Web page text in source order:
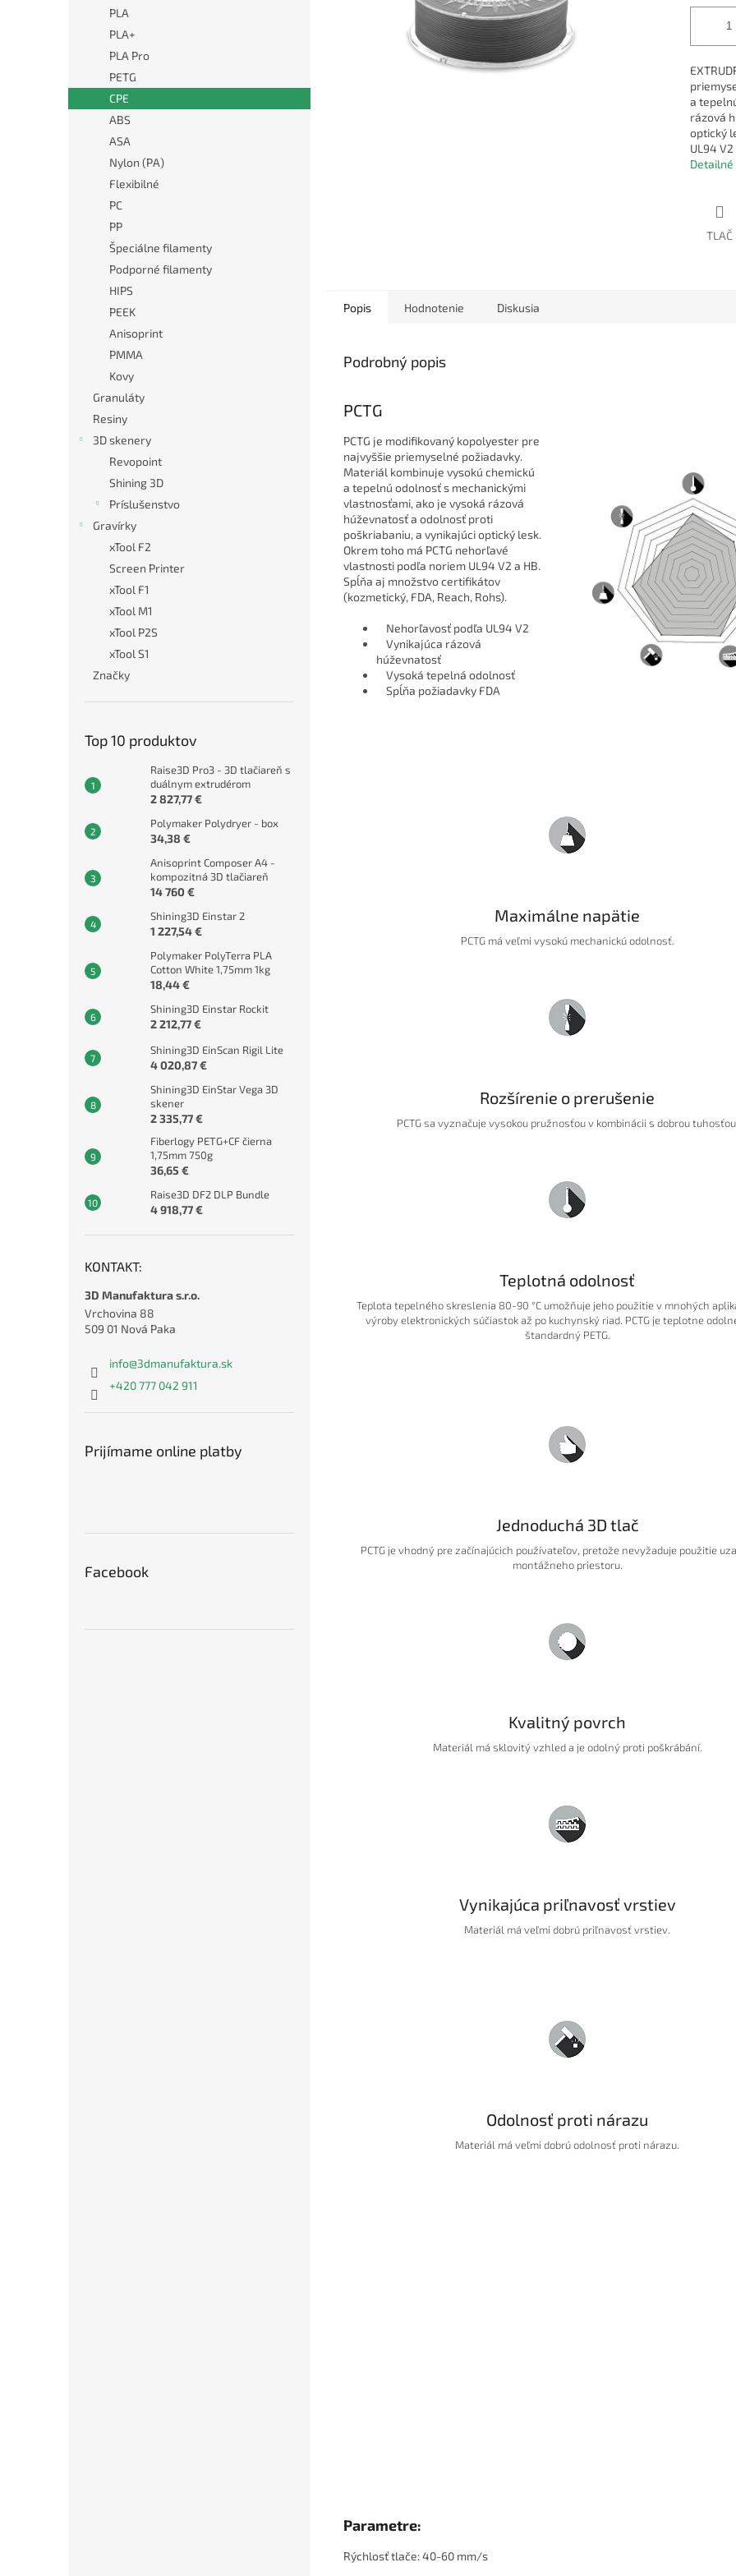
PLA
PLA+
PLA Pro
PETG
CPE
ABS
ASA
Nylon (PA)
Flexibilné
PC
PP
Špeciálne filamenty
Podporné filamenty
HIPS
PEEK
Anisoprint
PMMA
Kovy
Granuláty
Resiny
3D skenery
Revopoint
Shining 3D
Príslušenstvo
Gravírky
xTool F2
Screen Printer
xTool F1
xTool M1
xTool P2S
xTool S1
Značky
Top 10 produktov
Raise3D Pro3 - 3D tlačiareň s
duálnym extrudérom
2 827,77 €
Polymaker Polydryer - box
34,38 €
Anisoprint Composer A4 -
kompozitná 3D tlačiareň
14 760 €
Shining3D Einstar 2
1 227,54 €
Polymaker PolyTerra PLA
Cotton White 1,75mm 1kg
18,44 €
Shining3D Einstar Rockit
2 212,77 €
Shining3D EinScan Rigil Lite
4 020,87 €
Shining3D EinStar Vega 3D
skener
2 335,77 €
Fiberlogy PETG+CF čierna
1,75mm 750g
36,65 €
Raise3D DF2 DLP Bundle
4 918,77 €
KONTAKT:
3D Manufaktura s.r.o.
Vrchovina 88
509 01 Nová Paka
info@3dmanufaktura.sk
+420 777 042 911
Prijímame online platby
Facebook
a
rázová
optický
UL94 V2
TLAČ
Popis Hodnotenie Diskusia
Podrobný popis
PCTG
PCTG je modifikovaný kopolyester pre
najvyššie priemyselné požiadavky.
Materiál kombinuje vysokú chemickú
a tepelnú odolnosť s mechanickými
vlastnosťami, ako je vysoká rázová
húževnatosť a odolnosť proti
poškriabaniu, a vynikajúci optický lesk.
Okrem toho má PCTG nehorľavé
vlastnosti podľa noriem UL94 V2 a HB.
Spĺňa aj množstvo certifikátov
(kozmetický, FDA, Reach, Rohs).
Nehorľavosť podľa UL94 V2
Vynikajúca rázová
húževnatosť
Vysoká tepelná odolnosť
Spĺňa požiadavky FDA
Maximálne napätie
PCTG má veľmi vysokú mechanickú odolnosť.
Rozšírenie o prerušenie
PCTG sa vyznačuje vysokou pružnosťou v kombinácii s dobrou
Teplotná odolnosť
Teplota tepelného skreslenia 80-90 °C umožňuje jeho použitie v mnohých
výroby elektronických súčiastok až po kuchynský riad. PCTG je teplotne
štandardný PETG.
Jednoduchá 3D tlač
PCTG je vhodný pre začínajúcich používateľov, pretože nevyžaduje použitie
montážneho priestoru.
Kvalitný povrch
Materiál má sklovitý vzhled a je odolný proti poškrábání.
Vynikajúca priľnavosť vrstiev
Materiál má veľmi dobrú priľnavosť vrstiev.
Odolnosť proti nárazu
Materiál má veľmi dobrú odolnosť proti nárazu.
Parametre:
Rýchlosť tlače: 40-60 mm/s